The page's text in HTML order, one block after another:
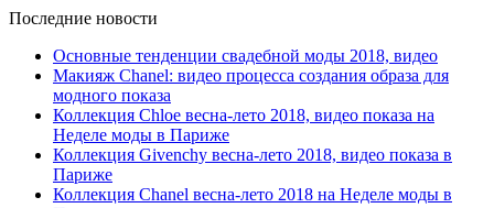
Последние новости
Основные тенденции свадебной моды 2018, видео
Макияж Chanel: видео процесса создания образа для
модного показа
Коллекция Chloe весна-лето 2018, видео показа на
Неделе моды в Париже
Коллекция Givenchy весна-лето 2018, видео показа в
Париже
Коллекция Chanel весна-лето 2018 на Неделе моды в